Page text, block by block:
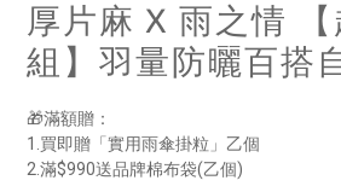
厚片麻 X 雨之情 【
組】羽量防曬百搭
🎁滿額贈：
1.買即贈「實用雨傘掛粒」乙個
2.滿$990送品牌棉布袋(乙個)